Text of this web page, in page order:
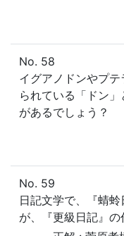
No. 58
イグアノドンやプ
られている「ドン
があるでしょう？
No. 59
日記文学で、『蜻
が、『更級日記』